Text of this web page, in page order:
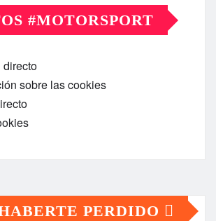
#MOTORSPORT
directo
sobre las cookies
PERDIDO